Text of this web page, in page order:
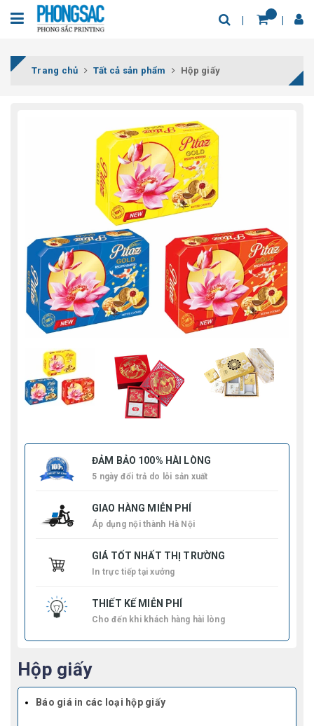
Trang chủ Tất cả sản phẩm Hộp giấy
ĐẢM BẢO 100% HÀI LÒNG
5 ngày đổi trả do lỗi sản xuất
GIAO HÀNG MIỄN PHÍ
Áp dụng nội thành Hà Nội
GIÁ TỐT NHẤT THỊ TRƯỜNG
In trực tiếp tại xưởng
THIẾT KẾ MIỄN PHÍ
Cho đến khi khách hàng hài lòng
Hộp giấy
Báo giá in các loại hộp giấy